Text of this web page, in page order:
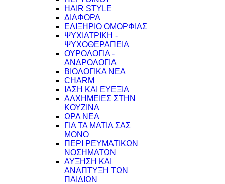
HAIR STYLE
ΔΙΑΦΟΡΑ
ΕΛΙΞΗΡΙΟ ΟΜΟΡΦΙΑΣ
ΨΥΧΙΑΤΡΙΚΗ -
ΨΥΧΟΘΕΡΑΠΕΙΑ
ΟΥΡΟΛΟΓΙΑ -
ΑΝΔΡΟΛΟΓΙΑ
ΒΙΟΛΟΓΙΚΑ ΝΕΑ
CHARM
ΙΑΣΗ ΚΑΙ ΕΥΕΞΙΑ
ΑΛΧΗΜΕΙΕΣ ΣΤΗΝ
ΚΟΥΖΙΝΑ
ΩΡΛ ΝEA
ΓΙΑ ΤΑ ΜΑΤΙΑ ΣΑΣ
ΜΟΝΟ
ΠΕΡΙ ΡΕΥΜΑΤΙΚΩΝ
ΝΟΣΗΜΑΤΩΝ
ΑΥΞΗΣΗ ΚΑΙ
ΑΝΑΠΤΥΞΗ ΤΩΝ
ΠΑΙΔΙΩΝ